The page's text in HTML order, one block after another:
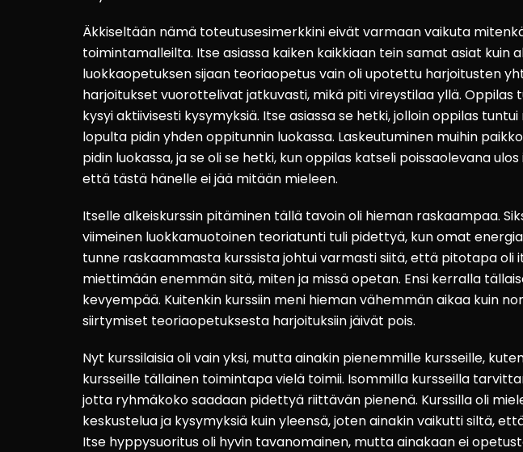
Äkkiseltään nämä toteutusesimerkkini eivät varmaan vaikuta
toimintamalleilta. Itse asiassa kaiken kaikkiaan tein samat asiat kuin
luokkaopetuksen sijaan teoriaopetus vain oli upotettu harjoitusten
harjoitukset vuorottelivat jatkuvasti, mikä piti vireystilaa yllä. Oppilas
kysyi aktiivisesti kysymyksiä. Itse asiassa se hetki, jolloin oppilas
lopulta pidin yhden oppitunnin luokassa. Laskeutuminen muihin
pidin luokassa, ja se oli se hetki, kun oppilas katseli poissaolevana
että tästä hänelle ei jää mitään mieleen.
Itselle alkeiskurssin pitäminen tällä tavoin oli hieman raskaampaa.
viimeinen luokkamuotoinen teoriatunti tuli pidettyä, kun omat
tunne raskaammasta kurssista johtui varmasti siitä, että pitotapa oli
miettimään enemmän sitä, miten ja missä opetan. Ensi kerralla
kevyempää. Kuitenkin kurssiin meni hieman vähemmän aikaa kuin
siirtymiset teoriaopetuksesta harjoituksiin jäivät pois.
Nyt kurssilaisia oli vain yksi, mutta ainakin pienemmille kursseille,
kursseille tällainen toimintapa vielä toimii. Isommilla kursseilla
jotta ryhmäkoko saadaan pidettyä riittävän pienenä. Kurssilla oli
keskustelua ja kysymyksiä kuin yleensä, joten ainakin vaikutti siltä,
Itse hyppysuoritus oli hyvin tavanomainen, mutta ainakaan ei